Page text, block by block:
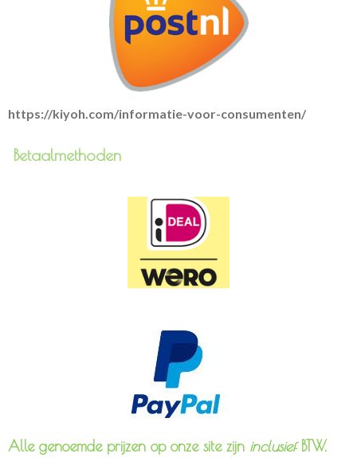
https://kiyoh.com/informatie-voor-consumenten/
Betaalmethoden
Alle genoemde prijzen op onze site zijn inclusiefBTW.